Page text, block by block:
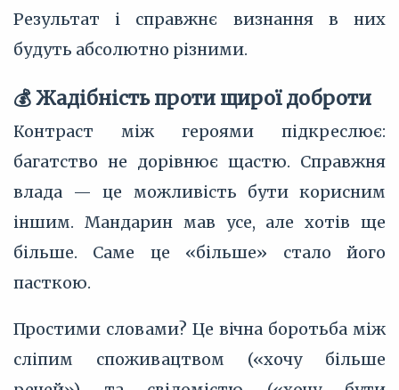
Результат і справжнє визнання в них
будуть абсолютно різними.
💰 Жадібність проти щирої доброти
Контраст між героями підкреслює:
багатство не дорівнює щастю. Справжня
влада — це можливість бути корисним
іншим. Мандарин мав усе, але хотів ще
більше. Саме це «більше» стало його
пасткою.
Простими словами? Це вічна боротьба між
сліпим споживацтвом («хочу більше